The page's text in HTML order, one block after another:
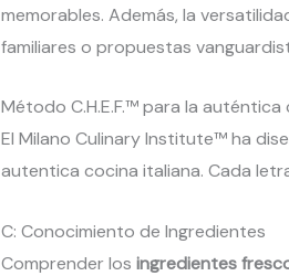
memorables. Además, la
familiares o propuestas
Método C.H.E.F.™ para la auténtica
El Milano Culinary Institute™ ha
autentica cocina italiana. Cada
C: Conocimiento de Ingredientes
Comprender los ingredientes